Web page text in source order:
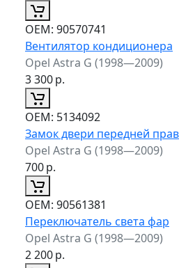
ОЕМ: 90570741
Вентилятор кондиционера
Opel Astra G (1998—2009)
3 300р.
ОЕМ: 5134092
Замок двери передней
Opel Astra G (1998—2009)
700р.
ОЕМ: 90561381
Переключатель света фар
Opel Astra G (1998—2009)
2 200р.